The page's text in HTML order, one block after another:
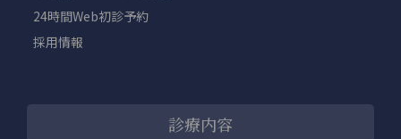
24時間Web初診予約
採用情報
診療内容